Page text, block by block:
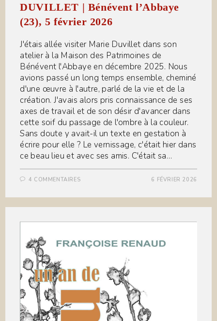
DUVILLET | Bénévent l’Abbaye
(23), 5 février 2026
J'étais allée visiter Marie Duvillet dans son
atelier à la Maison des Patrimoines de
Bénévent l'Abbaye en décembre 2025. Nous
avions passé un long temps ensemble, cheminé
d'une œuvre à l'autre, parlé de la vie et de la
création. J'avais alors pris connaissance de ses
axes de travail et de son désir d'avancer dans
cette soif du passage de l'ombre à la couleur.
Sans doute y avait-il un texte en gestation à
écrire pour elle ? Le vernissage, c'était hier dans
ce beau lieu et avec ses amis. C'était sa…
4 COMMENTAIRES 6 FÉVRIER 2026